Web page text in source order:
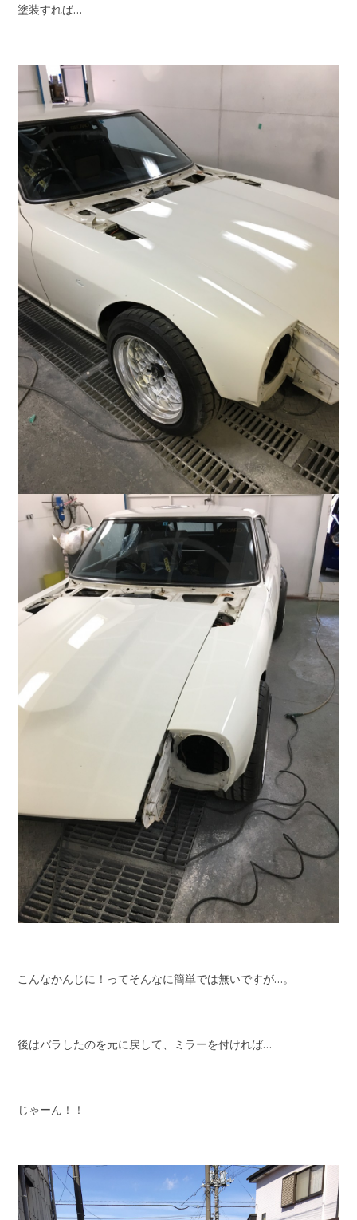
塗装すれば…
こんなかんじに！ってそんなに簡単では無いですが…。
後はバラしたのを元に戻して、ミラーを付ければ…
じゃーん！！